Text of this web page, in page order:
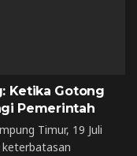
Ketika Gotong
Pemerintah
Timur, 19 Juli